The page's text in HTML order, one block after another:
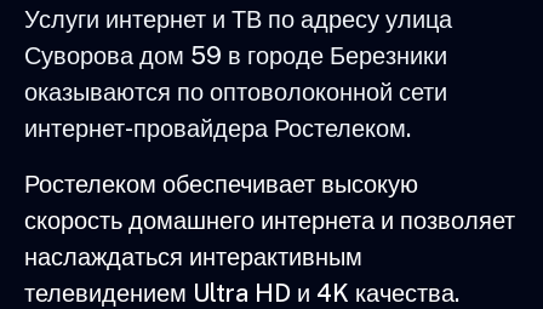
Услуги интернет и ТВ по адресу улица
Суворова дом 59 в городе Березники
оказываются по оптоволоконной сети
интернет-провайдера Ростелеком.
Ростелеком обеспечивает высокую
скорость домашнего интернета и позволяет
наслаждаться интерактивным
телевидением Ultra HD и 4K качества.